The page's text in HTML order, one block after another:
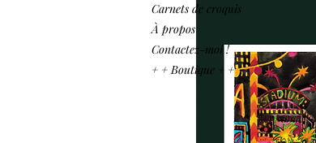
Carnets de croquis
À propos
Contactez-moi !
+ + Boutique + +